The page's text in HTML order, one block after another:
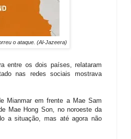
o ataque. (Al-Jazeera)
entre os dois países, relataram
nas redes sociais mostrava
Mianmar em frente a Mae Sam
Mae Hong Son, no noroeste da
a situação, mas até agora não